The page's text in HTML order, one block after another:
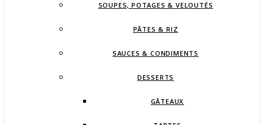
SOUPES, POTAGES & VELOUTÉS
PÂTES & RIZ
SAUCES & CONDIMENTS
DESSERTS
GÂTEAUX